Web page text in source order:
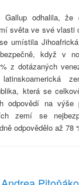
Gallup odhalila, že
světa ve své vlasti
umístila
když v
z dotázaných
která se
odpovědí na výše
zemí se
odpovědělo až 78